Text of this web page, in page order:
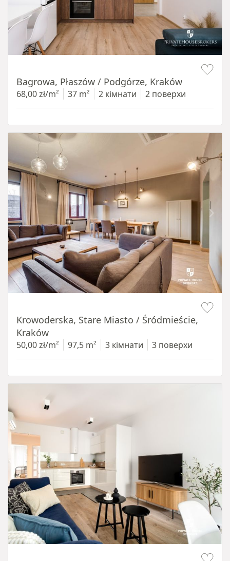
Bagrowa, Płaszów / Podgórze, Kraków
68,00 zł/m² 37 m² 2 кімнати 2 поверхи
Krowoderska, Stare Miasto / Śródmieście,
Kraków
50,00 zł/m² 97,5 m² 3 кімнати 3 поверхи